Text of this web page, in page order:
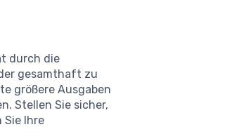
durch die
gesamthaft zu
größere Ausgaben
Stellen Sie sicher,
Sie Ihre